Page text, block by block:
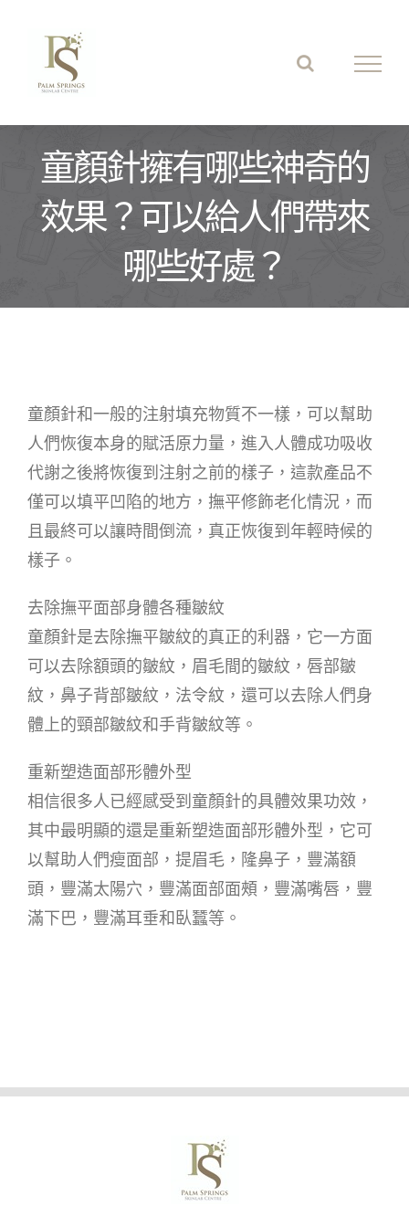
content
童顏針擁有哪些神奇的
效果？可以給人們帶來
哪些好處？
童顏針和一般的注射填充物質不一樣，可以幫助
人們恢復本身的賦活原力量，進入人體成功吸收
代謝之後將恢復到注射之前的樣子，這款產品不
僅可以填平凹陷的地方，撫平修飾老化情況，而
且最終可以讓時間倒流，真正恢復到年輕時候的
樣子。
去除撫平面部身體各種皺紋
童顏針是去除撫平皺紋的真正的利器，它一方面
可以去除額頭的皺紋，眉毛間的皺紋，唇部皺
紋，鼻子背部皺紋，法令紋，還可以去除人們身
體上的頸部皺紋和手背皺紋等。
重新塑造面部形體外型
相信很多人已經感受到童顏針的具體效果功效，
其中最明顯的還是重新塑造面部形體外型，它可
以幫助人們瘦面部，提眉毛，隆鼻子，豐滿額
頭，豐滿太陽穴，豐滿面部面頰，豐滿嘴唇，豐
滿下巴，豐滿耳垂和臥蠶等。